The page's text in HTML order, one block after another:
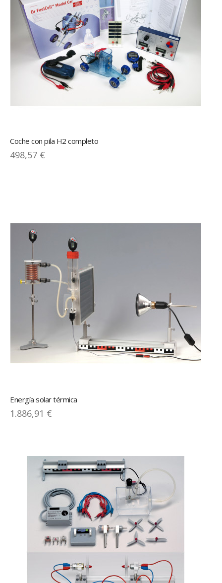
Coche con pila H2 completo
498,57 €
Energía solar térmica
1.886,91 €